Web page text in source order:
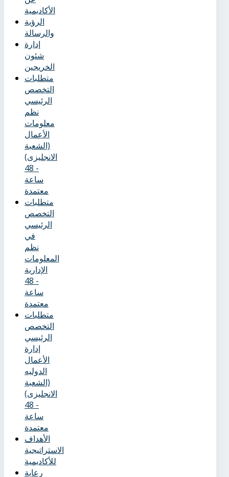
الأكاديمية
الرؤية
والرسالة
إدارة
شئون
الخريجين
متطلبات
التخصص
الرئيسي
نظم
معلومات
الأعمال
(الشعبة
الانجليزى)
- 48
ساعة
معتمدة
متطلبات
التخصص
الرئيسي
في
نظم
المعلومات
الإدارية
- 48
ساعة
معتمدة
متطلبات
التخصص
الرئيسي
إدارة
الأعمال
الدوليه
(الشعبة
الانجليزى)
- 48
ساعة
معتمدة
الأهداف
الاستراتيجية
للأكاديمية
رعاية